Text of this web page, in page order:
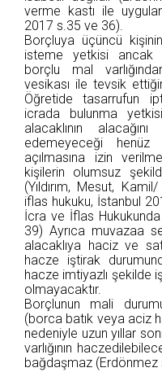
verme kastı ile
2017 s.35 ve 36).
Borçluya üçüncü
isteme yetkisi ancak
borçlu mal
vesikası ile tevsik
Öğretide tasarrufun
icrada bulunma
alacaklının
edemeyeceği
açılmasına izin
kişilerin olumsuz
(Yıldırım, Mesut,
iflas hukuku, İstanbul
İcra ve İflas
39) Ayrıca muvazaa
alacaklıya haciz ve
hacze iştirak
hacze imtiyazlı şekilde
olmayacaktır.
Borçlunun mali
(borca batık veya aciz
nedeniyle uzun yıllar
varlığının
bağdaşmaz (Erdönmez